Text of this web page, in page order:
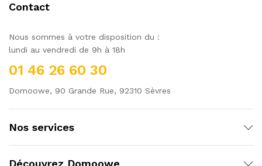
Contact
Nous sommes à votre disposition du :
lundi au vendredi de 9h à 18h
01 46 26 60 30
Domoowe, 90 Grande Rue, 92310 Sèvres
Nos services
Découvrez Domoowe